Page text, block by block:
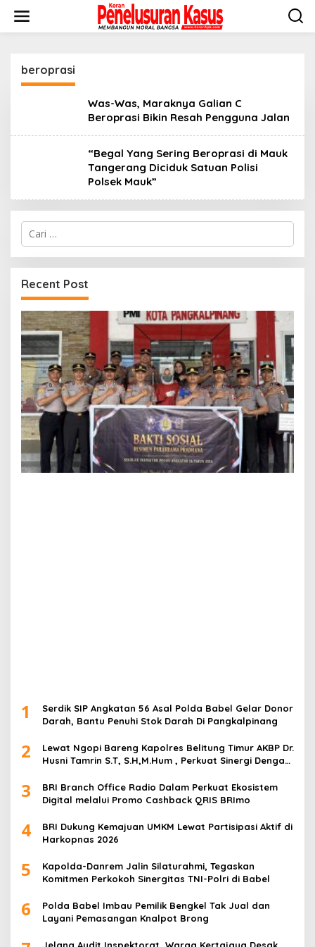
konten
beroprasi
Was-Was, Maraknya Galian C
Beroprasi Bikin Resah Pengguna Jalan
“Begal Yang Sering Beroprasi di Mauk
Tangerang Diciduk Satuan Polisi
Polsek Mauk”
Cari
untuk:
Recent Post
1
Serdik SIP Angkatan 56 Asal Polda Babel Gelar Donor
Darah, Bantu Penuhi Stok Darah Di Pangkalpinang
2
Lewat Ngopi Bareng Kapolres Belitung Timur AKBP Dr.
Husni Tamrin S.T, S.H,M.Hum , Perkuat Sinergi Dengan
3
BRI Branch Office Radio Dalam Perkuat Ekosistem
Digital melalui Promo Cashback QRIS BRImo
4
BRI Dukung Kemajuan UMKM Lewat Partisipasi Aktif di
Harkopnas 2026
5
Kapolda-Danrem Jalin Silaturahmi, Tegaskan
Komitmen Perkokoh Sinergitas TNI-Polri di Babel
6
Polda Babel Imbau Pemilik Bengkel Tak Jual dan
Layani Pemasangan Knalpot Brong